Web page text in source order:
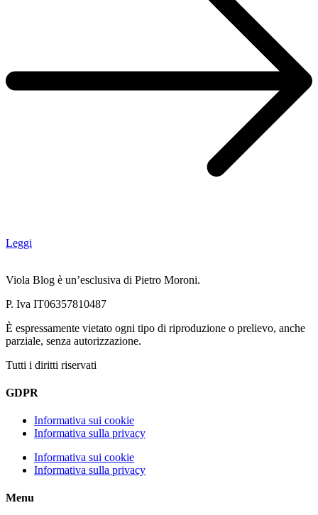
Leggi
Viola Blog è un’esclusiva di Pietro Moroni.
P. Iva IT06357810487
È espressamente vietato ogni tipo di riproduzione o prelievo, anche
parziale, senza autorizzazione.
Tutti i diritti riservati
GDPR
Informativa sui cookie
Informativa sulla privacy
Informativa sui cookie
Informativa sulla privacy
Menu